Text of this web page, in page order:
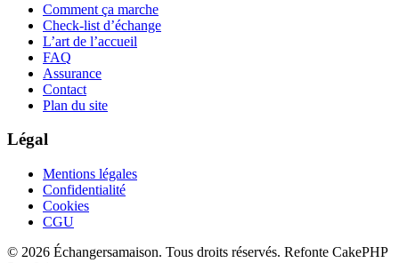
Comment ça marche
Check-list d’échange
L’art de l’accueil
FAQ
Assurance
Contact
Plan du site
Légal
Mentions légales
Confidentialité
Cookies
CGU
© 2026 Échangersamaison. Tous droits réservés. Refonte CakePHP